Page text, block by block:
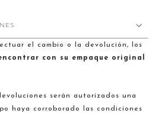
el cambio o la devolución, los
con su empaque original
serán autorizados una
haya corroborado las condiciones